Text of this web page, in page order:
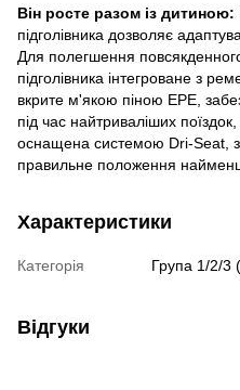
Він росте разом із дитиною:
підголівника дозволяє
Для полегшення
підголівника інтегроване з
вкрите м'якою піною EPE,
під час найтриваліших
оснащена системою Dri-Seat,
правильне положення
Характеристики
Категорія Група 1/2/3
Відгуки